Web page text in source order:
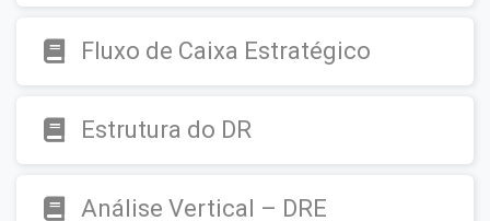
Fluxo de Caixa Estratégico
Estrutura do DR
Análise Vertical – DRE